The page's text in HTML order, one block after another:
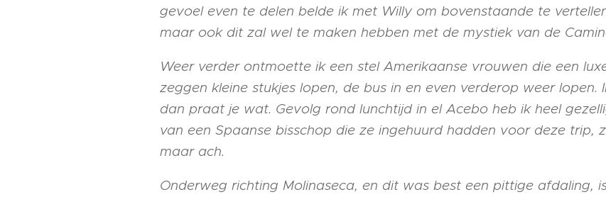
gevoel even te delen belde ik met Willy om bovenstaande te
maar ook dit zal wel te maken hebben met de mystiek van de
Weer verder ontmoette ik een stel Amerikaanse vrouwen die een
zeggen kleine stukjes lopen, de bus in en even verderop weer lopen.
dan praat je wat. Gevolg rond lunchtijd in el Acebo heb ik heel
van een Spaanse bisschop die ze ingehuurd hadden voor deze trip,
maar ach.
Onderweg richting Molinaseca, en dit was best een pittige afdaling,